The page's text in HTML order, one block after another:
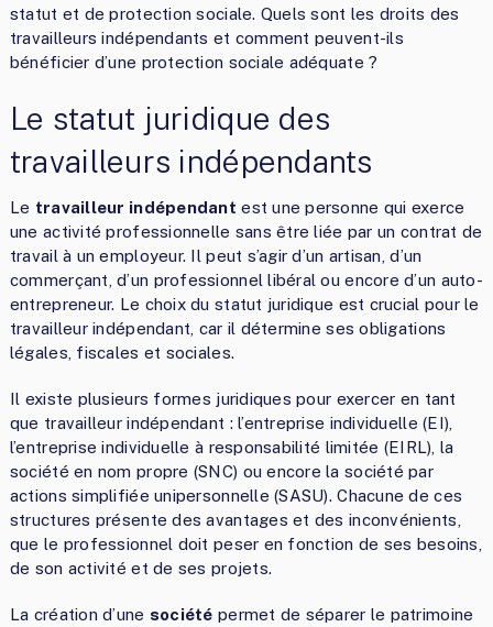
statut et de protection sociale. Quels sont les droits des
travailleurs indépendants et comment peuvent-ils
bénéficier d’une protection sociale adéquate ?
Le statut juridique des
travailleurs indépendants
Le travailleur indépendant est une personne qui exerce
une activité professionnelle sans être liée par un contrat de
travail à un employeur. Il peut s’agir d’un artisan, d’un
commerçant, d’un professionnel libéral ou encore d’un auto-
entrepreneur. Le choix du statut juridique est crucial pour le
travailleur indépendant, car il détermine ses obligations
légales, fiscales et sociales.
Il existe plusieurs formes juridiques pour exercer en tant
que travailleur indépendant : l’entreprise individuelle (EI),
l’entreprise individuelle à responsabilité limitée (EIRL), la
société en nom propre (SNC) ou encore la société par
actions simplifiée unipersonnelle (SASU). Chacune de ces
structures présente des avantages et des inconvénients,
que le professionnel doit peser en fonction de ses besoins,
de son activité et de ses projets.
La création d’une société permet de séparer le patrimoine